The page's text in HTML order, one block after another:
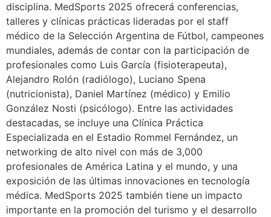
disciplina. MedSports 2025 ofrecerá conferencias,
talleres y clínicas prácticas lideradas por el staff
médico de la Selección Argentina de Fútbol, campeones
mundiales, además de contar con la participación de
profesionales como Luis García (fisioterapeuta),
Alejandro Rolón (radiólogo), Luciano Spena
(nutricionista), Daniel Martínez (médico) y Emilio
González Nosti (psicólogo). Entre las actividades
destacadas, se incluye una Clínica Práctica
Especializada en el Estadio Rommel Fernández, un
networking de alto nivel con más de 3,000
profesionales de América Latina y el mundo, y una
exposición de las últimas innovaciones en tecnología
médica. MedSports 2025 también tiene un impacto
importante en la promoción del turismo y el desarrollo